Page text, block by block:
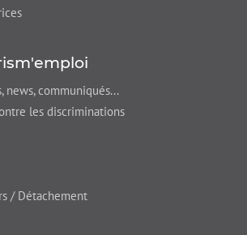
news, communiqués...
les discriminations
/ Détachement